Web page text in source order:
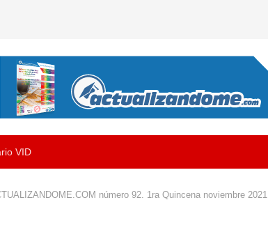
VID
número 92. 1ra Quincena noviembre 2021